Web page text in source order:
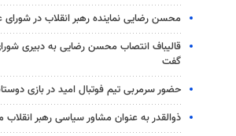
محسن رضایی نماینده رهبر انقلاب در
قالیباف انتصاب محسن رضایی به دبیری
گفت
حضور سرمربی تیم فوتبال امید در بازی
ذوالقدر به عنوان مشاور سیاسی رهبر